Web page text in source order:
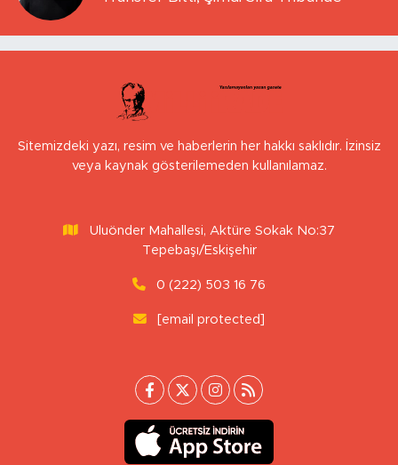
Sitemizdeki yazı, resim ve haberlerin her hakkı saklıdır. İzinsiz
veya kaynak gösterilemeden kullanılamaz.
Uluönder Mahallesi, Aktüre Sokak No:37
Tepebaşı/Eskişehir
0 (222) 503 16 76
[email protected]